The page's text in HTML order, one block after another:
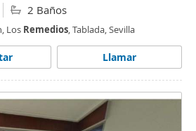
2 Baños
Los Remedios, Tablada, Sevilla
Llamar